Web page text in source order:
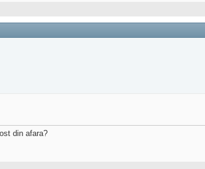
din afara?